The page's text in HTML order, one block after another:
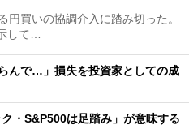
買いの協調介入に踏み切った。
して…
んで…」損失を投資家としての成
・S&P500は足踏み」が意味する